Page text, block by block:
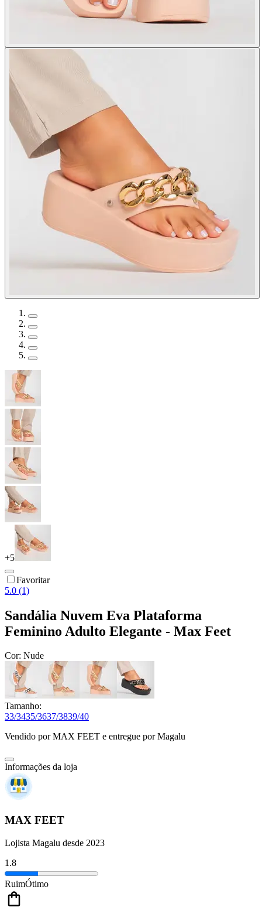
+5
Favoritar
5.0 (1)
Sandália Nuvem Eva Plataforma
Feminino Adulto Elegante - Max Feet
Cor: Nude
Tamanho:
33/3435/3637/3839/40
Vendido porMAX FEET e entregue por Magalu
Informações da loja
MAX FEET
Lojista Magalu desde 2023
1.8
RuimÓtimo